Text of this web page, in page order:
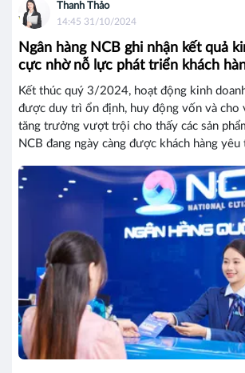
Thanh Thảo
14:45 31/10/2024
Ngân hàng NCB ghi nhận kết quả
cực nhờ nỗ lực phát triển khách
Kết thúc quý 3/2024, hoạt động kinh
được duy trì ổn định, huy động vốn và cho
tăng trưởng vượt trội cho thấy các sản
NCB đang ngày càng được khách hàng